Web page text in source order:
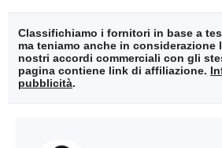
Classifichiamo i fornitori in base a
ma teniamo anche in considerazione
nostri accordi commerciali con gli
pagina contiene link di affiliazione.
pubblicità.